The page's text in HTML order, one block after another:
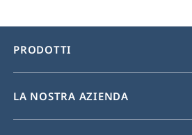
PRODOTTI
LA NOSTRA AZIENDA